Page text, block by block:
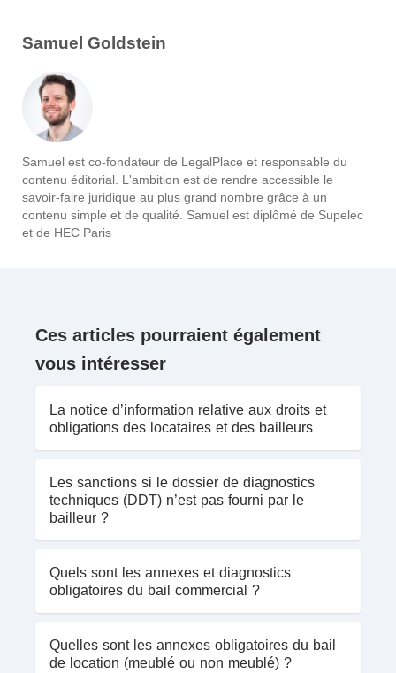
Samuel Goldstein
Samuel est co-fondateur de LegalPlace et responsable du
contenu éditorial. L'ambition est de rendre accessible le
savoir-faire juridique au plus grand nombre grâce à un
contenu simple et de qualité. Samuel est diplômé de Supelec
et de HEC Paris
Ces articles pourraient également
vous intéresser
La notice d’information relative aux droits et
obligations des locataires et des bailleurs
Les sanctions si le dossier de diagnostics
techniques (DDT) n’est pas fourni par le
bailleur ?
Quels sont les annexes et diagnostics
obligatoires du bail commercial ?
Quelles sont les annexes obligatoires du bail
de location (meublé ou non meublé) ?